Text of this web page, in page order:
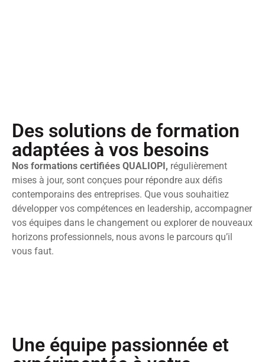
Des solutions de formation
adaptées à vos besoins
Nos formations certifiées QUALIOPI, régulièrement
mises à jour, sont conçues pour répondre aux défis
contemporains des entreprises. Que vous souhaitiez
développer vos compétences en leadership, accompagner
vos équipes dans le changement ou explorer de nouveaux
horizons professionnels, nous avons le parcours qu’il
vous faut.
Une équipe passionnée et